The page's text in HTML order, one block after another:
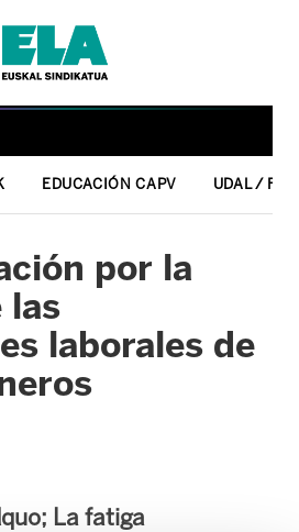
EDUCACIÓN CAPV UDAL /
por la
las
laborales de
La fatiga